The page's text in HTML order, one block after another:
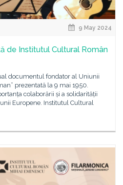
9 May 2024
de Institutul Cultural Român
documentul fondator al Uniunii
prezentată la 9 mai 1950.
colaborării și a solidarității
Europene. Institutul Cultural